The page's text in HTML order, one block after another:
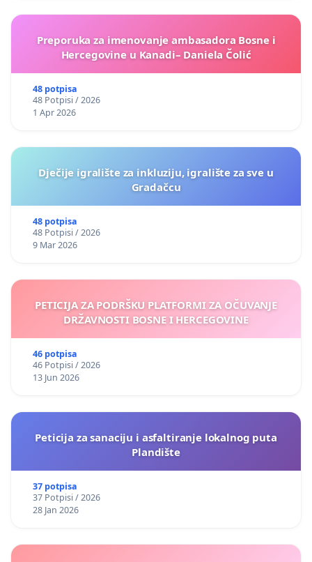
Preporuka za imenovanje ambasadora Bosne i
Hercegovine u Kanadi– Daniela Čolić
48 potpisa
48 Potpisi / 2026
1 Apr 2026
Dječije igralište za inkluziju, igralište za sve u
Gradačcu
48 potpisa
48 Potpisi / 2026
9 Mar 2026
PETICIJA ZA PODRŠKU PLATFORMI ZA OČUVANJE
DRŽAVNOSTI BOSNE I HERCEGOVINE
46 potpisa
46 Potpisi / 2026
13 Jun 2026
Peticija za sanaciju i asfaltiranje lokalnog puta
Plandište
37 potpisa
37 Potpisi / 2026
28 Jan 2026